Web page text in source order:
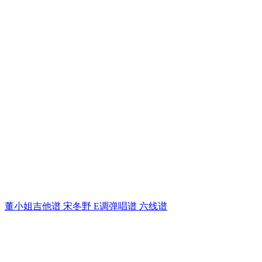
董小姐吉他谱 宋冬野 E调弹唱谱 六线谱